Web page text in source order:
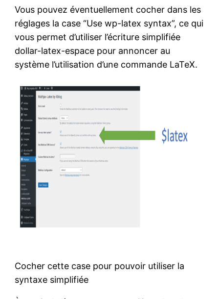
Vous pouvez éventuellement cocher dans les
réglages la case “Use wp-latex syntax”, ce qui
vous permet d’utiliser l’écriture simplifiée
dollar-latex-espace pour annoncer au
système l’utilisation d’une commande LaTeX.
Cocher cette case pour pouvoir utiliser la
syntaxe simplifiée